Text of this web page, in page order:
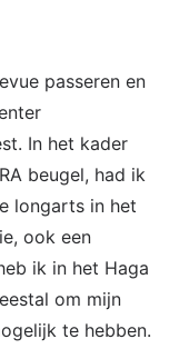
passeren en
In het kader
beugel, had ik
longarts in het
ook een
ik in het Haga
om mijn
te hebben.